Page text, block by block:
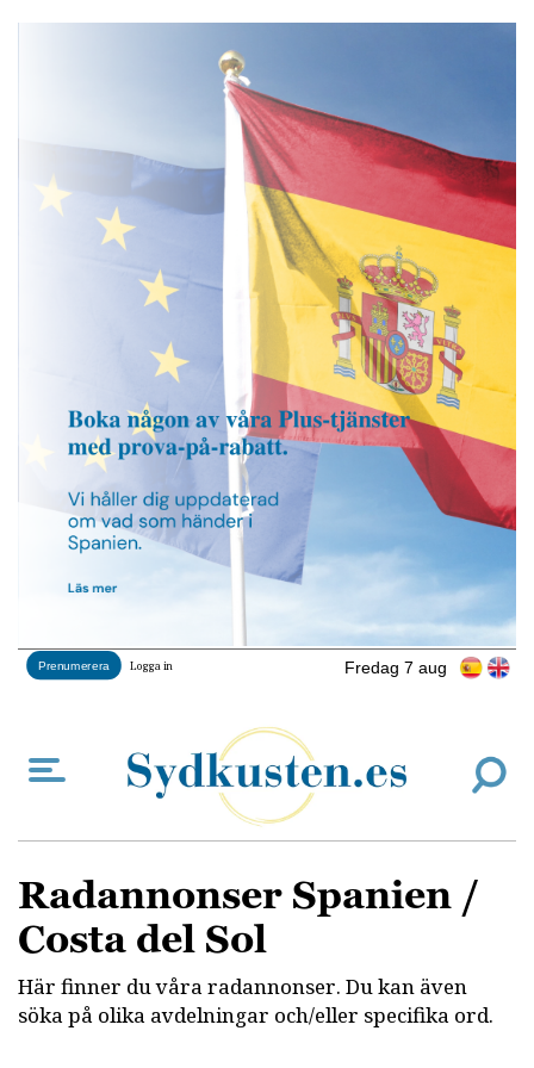
Fredag 7 aug
Prenumerera Logga in
Radannonser Spanien /
Costa del Sol
Här finner du våra radannonser. Du kan även
söka på olika avdelningar och/eller specifika ord.